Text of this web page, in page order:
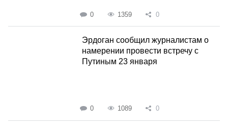
0 1359 0
Эрдоган сообщил журналистам о
намерении провести встречу с
Путиным 23 января
0 1089 0